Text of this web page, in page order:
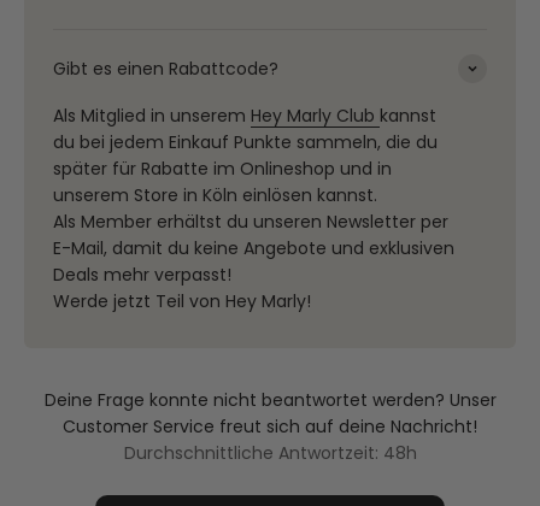
Gibt es einen Rabattcode?
Als Mitglied in unserem Hey Marly Club kannst
du bei jedem Einkauf Punkte sammeln, die du
später für Rabatte im Onlineshop und in
unserem Store in Köln einlösen kannst.
Als Member erhältst du unseren Newsletter per
E-Mail, damit du keine Angebote und exklusiven
Deals mehr verpasst!
Werde jetzt Teil von Hey Marly!
Deine Frage konnte nicht beantwortet werden? Unser
Customer Service freut sich auf deine Nachricht!
Durchschnittliche Antwortzeit: 48h